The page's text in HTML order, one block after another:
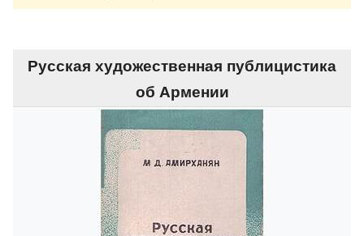
Русская художественная публицистика
об Армении